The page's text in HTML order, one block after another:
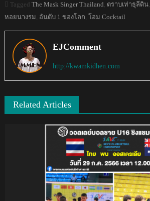
Tagged The Mask Singer Thailand, ตราบเท่าธุลีดิน,
หอยนางรม, อันดับ 1 ของโลก, โอม Cocktail
EJComment
http://kwamkidhen.com
Related Articles